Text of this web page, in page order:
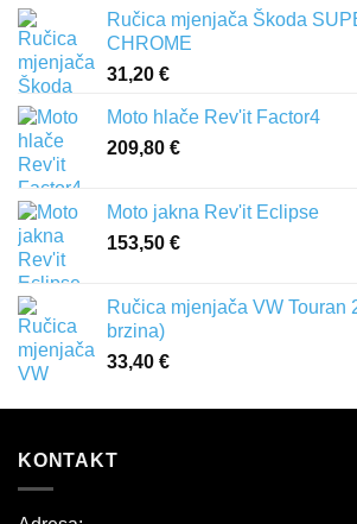
Ručica mjenjača Škoda
CHROME
31,20 €
Moto hlače Rev'it Factor4
209,80 €
Moto jakna Rev'it Eclipse
153,50 €
Ručica mjenjača VW Touran
brzina)
33,40 €
KONTAKT